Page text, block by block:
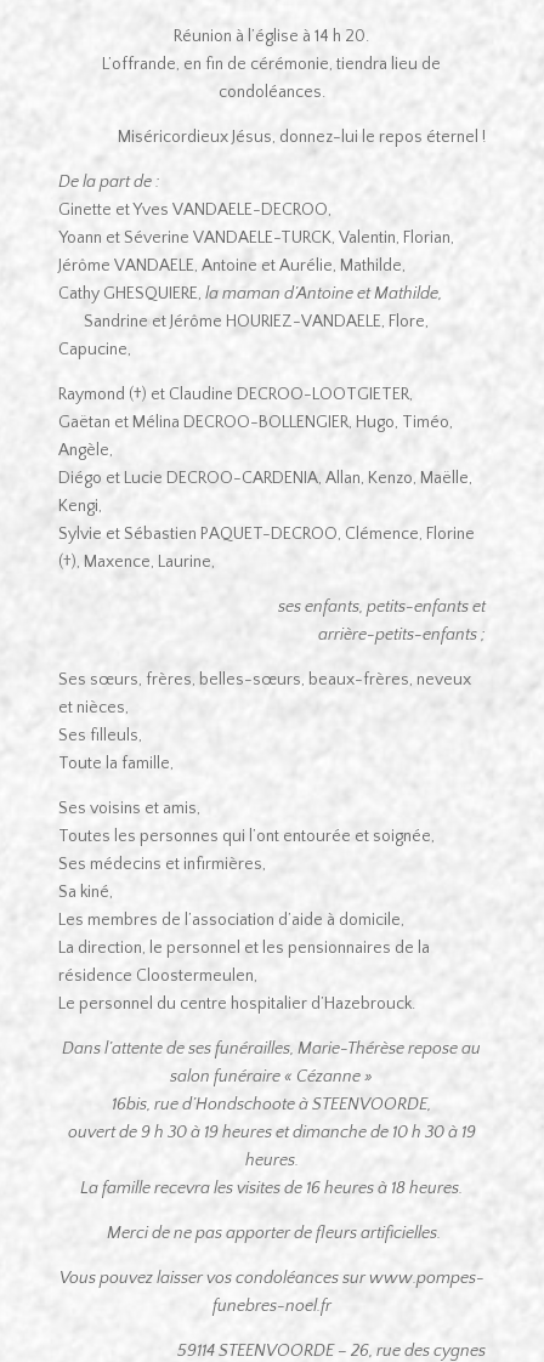
Réunion à l’église à 14 h 20.
L’offrande, en fin de cérémonie, tiendra lieu de
condoléances.
Miséricordieux Jésus, donnez-lui le repos éternel !
De la part de :
Ginette et Yves VANDAELE-DECROO,
Yoann et Séverine VANDAELE-TURCK, Valentin, Florian,
Jérôme VANDAELE, Antoine et Aurélie, Mathilde,
Cathy GHESQUIERE,la maman d’Antoine et Mathilde,
Sandrine et Jérôme HOURIEZ-VANDAELE, Flore,
Capucine,
Raymond (†) et Claudine DECROO-LOOTGIETER,
Gaëtan et Mélina DECROO-BOLLENGIER, Hugo, Timéo,
Angèle,
Diégo et Lucie DECROO-CARDENIA, Allan, Kenzo, Maëlle,
Kengi,
Sylvie et Sébastien PAQUET-DECROO, Clémence, Florine
(†), Maxence, Laurine,
ses enfants, petits-enfants et
arrière-petits-enfants ;
Ses sœurs, frères, belles-sœurs, beaux-frères, neveux
et nièces,
Ses filleuls,
Toute la famille,
Ses voisins et amis,
Toutes les personnes qui l’ont entourée et soignée,
Ses médecins et infirmières,
Sa kiné,
Les membres de l’association d’aide à domicile,
La direction, le personnel et les pensionnaires de la
résidence Cloostermeulen,
Le personnel du centre hospitalier d’Hazebrouck.
Dans l’attente de ses funérailles, Marie-Thérèse repose au
salon funéraire « Cézanne »
16bis, rue d’Hondschoote à STEENVOORDE,
ouvert de 9 h 30 à 19 heures et dimanche de 10 h 30 à 19
heures.
La famille recevra les visites de 16 heures à 18 heures.
Merci de ne pas apporter de fleurs artificielles.
Vous pouvez laisser vos condoléances sur www.pompes-
funebres-noel.fr
59114 STEENVOORDE – 26, rue des cygnes